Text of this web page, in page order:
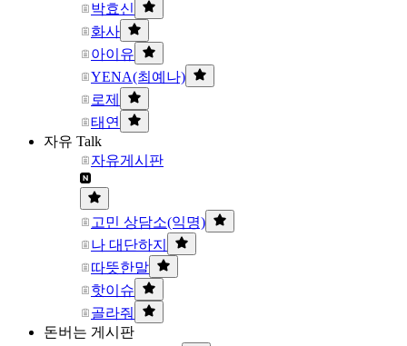
박효신
화사
아이유
YENA(최예나)
로제
태연
자유 Talk
자유게시판
고민 상담소(익명)
나 대단하지
따뜻한말
핫이슈
골라줘
돈버는 게시판